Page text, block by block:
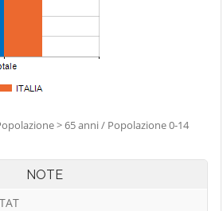
> 65 anni / Popolazione 0-14
NOTE